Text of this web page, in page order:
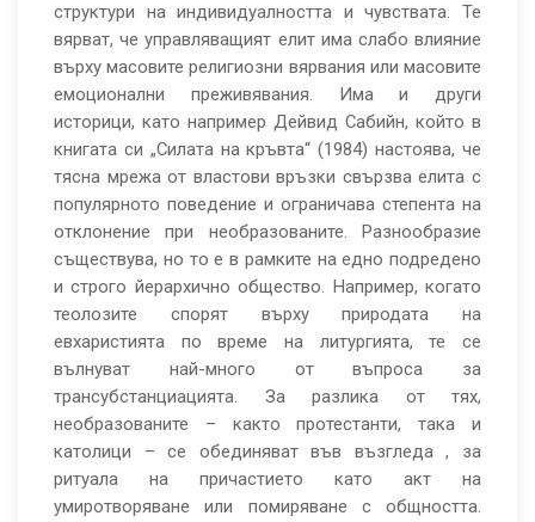
структури на индивидуалността и чувствата. Те
вярват, че управляващият елит има слабо влияние
върху масовите религиозни вярвания или масовите
емоционални преживявания. Има и други
историци, като например Дейвид Сабийн, който в
книгата си „Силата на кръвта“ (1984) настоява, че
тясна мрежа от властови връзки свързва елита с
популярното поведение и ограничава степента на
отклонение при необразованите. Разнообразие
съществува, но то е в рамките на едно подредено
и строго йерархично общество. Например, когато
теолозите спорят върху природата на
евхаристията по време на литургията, те се
вълнуват най-много от въпроса за
трансубстанциацията. За разлика от тях,
необразованите – както протестанти, така и
католици – се обединяват във възгледа , за
ритуала на причастието като акт на
умиротворяване или помиряване с общността.